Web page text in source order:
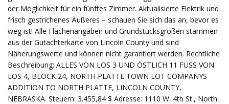
der Möglichkeit für ein fünftes Zimmer. Aktualisierte Elektrik und
frisch gestrichenes Äußeres – schauen Sie sich das an, bevor es
weg ist! Alle Flächenangaben und Grundstücksgrößen stammen
aus der Gutachterkarte von Lincoln County und sind
Näherungswerte und können nicht garantiert werden. Rechtliche
Beschreibung: ALLES VON LOS 3 UND ÖSTLICH 11 FUSS VON
LOS 4, BLOCK 24, NORTH PLATTE TOWN LOT COMPANYS
ADDITION TO NORTH PLATTE, LINCOLN COUNTY,
NEBRASKA. Steuern: 3.455,84 $ Adresse: 1110 W. 4th St., North